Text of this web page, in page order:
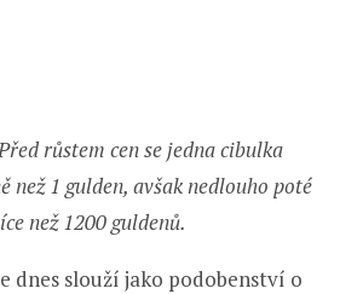
růstem cen se jedna cibulka
než 1 gulden, avšak nedlouho poté
než 1200 guldenů.
dnes slouží jako podobenství o